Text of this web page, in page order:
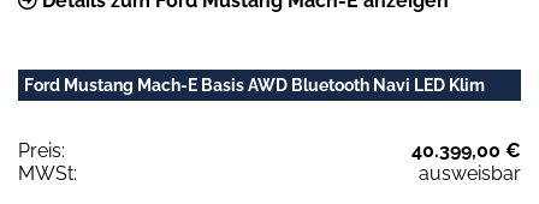
Ford Mustang Mach-E Basis AWD Bluetooth Navi LED Klim
Preis:
40.399,00 €
MWSt:
ausweisbar